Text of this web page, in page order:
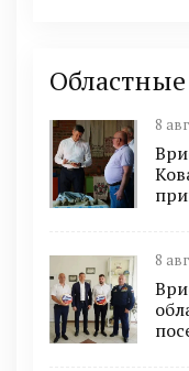
8
8